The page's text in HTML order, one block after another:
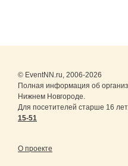
© EventNN.ru, 2006-2026
Полная информация об
Нижнем Новгороде.
Для посетителей старше 16
15-51
О проекте